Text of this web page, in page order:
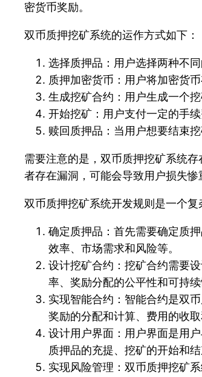
密货币奖励。
双币质押挖矿系统的运作方式如下：
选择质押品：用户选择两种不
质押加密货币：用户将加密货
生成挖矿合约：用户生成一个
开始挖矿：用户支付一定的手
赎回质押品：当用户想要结束
需要注意的是，双币质押挖矿系统
者存在漏洞，可能会导致用户损失惨
双币质押挖矿系统开发规则是一个
确定质押品：首先需要确定质
效率、市场需求和风险等。
设计挖矿合约：挖矿合约需要
率、奖励分配的公平性和可持续
实现智能合约：智能合约是双
奖励的分配和计算、费用的收
设计用户界面：用户界面是用
质押品的充提、挖矿的开始和
实现风险管理：双币质押挖矿